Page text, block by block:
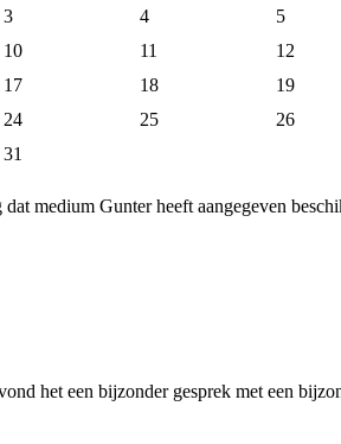
3 4 5
10 11 12
17 18 19
24 25 26
31
dat medium Gunter heeft aangegeven
het een bijzonder gesprek met een